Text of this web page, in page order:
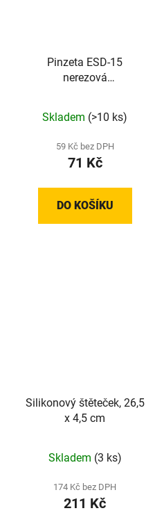
Pinzeta ESD-15
nerezová
Skladem (>10 ks)
59 Kč bez DPH
71 Kč
DO KOŠÍKU
Silikonový štěteček, 26,5
x 4,5 cm
Skladem (3 ks)
174 Kč bez DPH
211 Kč